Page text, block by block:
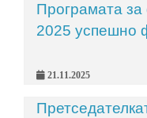
Програмата за
2025 успешно
21.11.2025